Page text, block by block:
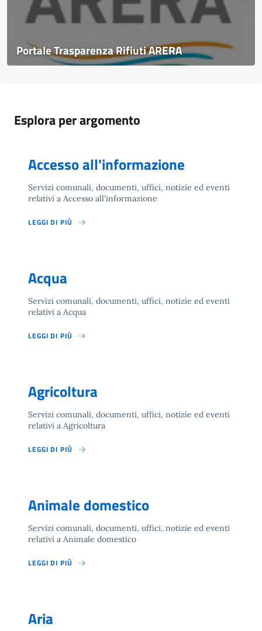
Portale Trasparenza Rifiuti ARERA
Esplora per argomento
Accesso all'informazione
Servizi comunali, documenti, uffici, notizie ed eventi
relativi a Accesso all'informazione
LEGGI DI PIÙ
Acqua
Servizi comunali, documenti, uffici, notizie ed eventi
relativi a Acqua
LEGGI DI PIÙ
Agricoltura
Servizi comunali, documenti, uffici, notizie ed eventi
relativi a Agricoltura
LEGGI DI PIÙ
Animale domestico
Servizi comunali, documenti, uffici, notizie ed eventi
relativi a Animale domestico
LEGGI DI PIÙ
Aria